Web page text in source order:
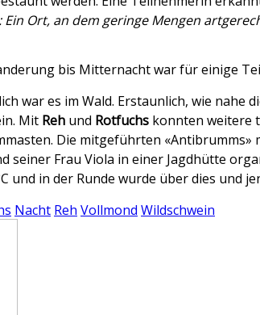
Ein Ort, an dem geringe Mengen
bis Mitternacht war für einige
war es im Wald. Erstaunlich, wie
Mit Reh und Rotfuchs konnten weitere
Die mitgeführten
seiner Frau Viola in einer Jagdhütte
und in der Runde wurde über dies und
Nacht Reh Vollmond Wildschwein